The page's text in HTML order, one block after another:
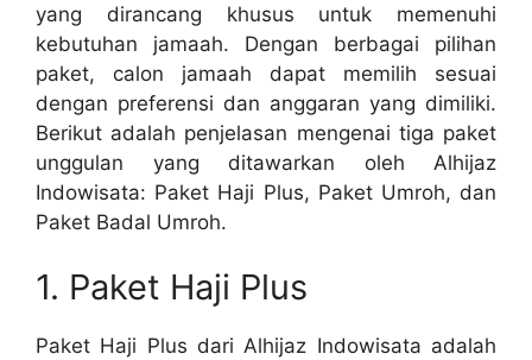
yang dirancang khusus untuk memenuhi
kebutuhan jamaah. Dengan berbagai pilihan
paket, calon jamaah dapat memilih sesuai
dengan preferensi dan anggaran yang dimiliki.
Berikut adalah penjelasan mengenai tiga paket
unggulan yang ditawarkan oleh Alhijaz
Indowisata: Paket Haji Plus, Paket Umroh, dan
Paket Badal Umroh.
1. Paket Haji Plus
Paket Haji Plus dari Alhijaz Indowisata adalah